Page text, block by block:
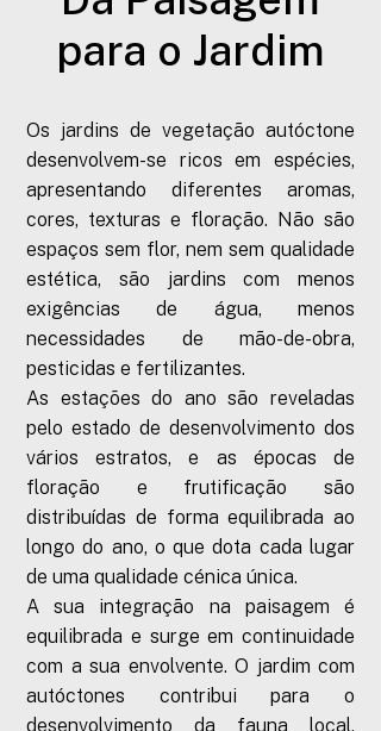
para o Jardim
Os jardins de vegetação autóctone
desenvolvem-se ricos em espécies,
apresentando diferentes aromas,
cores, texturas e floração. Não são
espaços sem flor, nem sem qualidade
estética, são jardins com menos
exigências de água, menos
necessidades de mão-de-obra,
pesticidas e fertilizantes.
As estações do ano são reveladas
pelo estado de desenvolvimento dos
vários estratos, e as épocas de
floração e frutificação são
distribuídas de forma equilibrada ao
longo do ano, o que dota cada lugar
de uma qualidade cénica única.
A sua integração na paisagem é
equilibrada e surge em continuidade
com a sua envolvente. O jardim com
autóctones contribui para o
desenvolvimento da fauna local,